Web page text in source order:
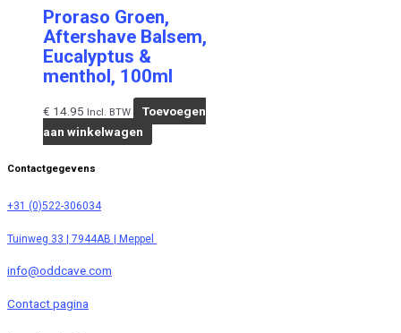
Proraso Groen,
Aftershave Balsem,
Eucalyptus &
menthol, 100ml
€ 14.95 Incl. BTW
Toevoegen
aan winkelwagen
Contactgegevens
+31 (0)522-306034
Tuinweg 33 | 7944AB | Meppel
info@oddcave.com
Contact pagina